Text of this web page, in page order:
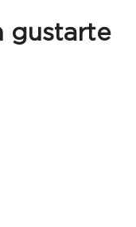
gustarte